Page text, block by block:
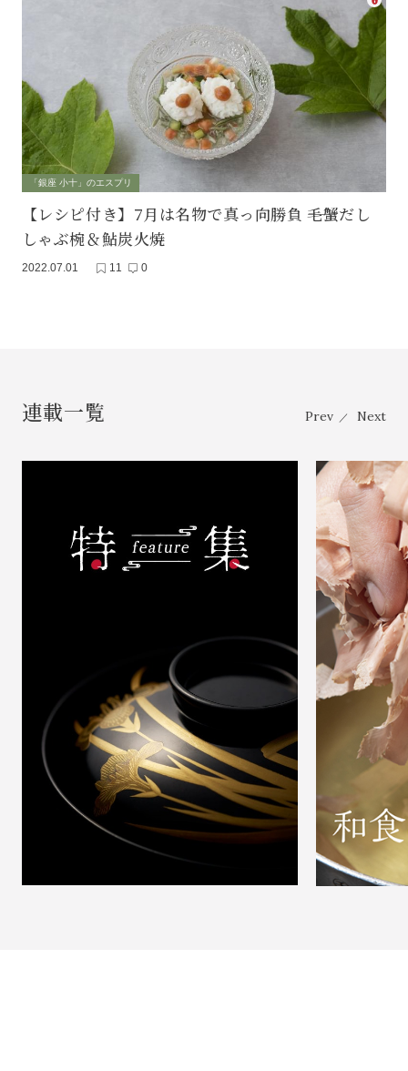
「銀座 小十」のエスプリ
【レシピ付き】7月は名物で真っ向勝負 ――毛蟹だし
しゃぶ椀＆鮎炭火焼
2022.07.01 11 0
連載一覧 Prev ／ Next